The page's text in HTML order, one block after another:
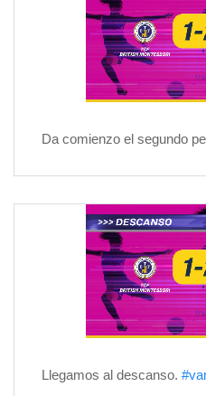
Da comienzo el segundo
Llegamos al descanso.